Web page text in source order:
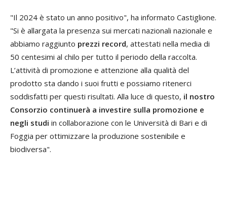
"Il 2024 è stato un anno positivo", ha informato Castiglione.
"Si è allargata la presenza sui mercati nazionali nazionale e
abbiamo raggiunto prezzi record, attestati nella media di
50 centesimi al chilo per tutto il periodo della raccolta.
L’attività di promozione e attenzione alla qualità del
prodotto sta dando i suoi frutti e possiamo ritenerci
soddisfatti per questi risultati. Alla luce di questo, il nostro
Consorzio continuerà a investire sulla promozione e
negli studi in collaborazione con le Università di Bari e di
Foggia per ottimizzare la produzione sostenibile e
biodiversa".